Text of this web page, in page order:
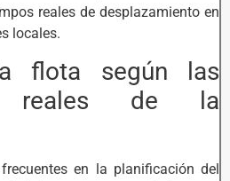
reales de desplazamiento en
locales.
flota según las
reales de la
en la planificación del